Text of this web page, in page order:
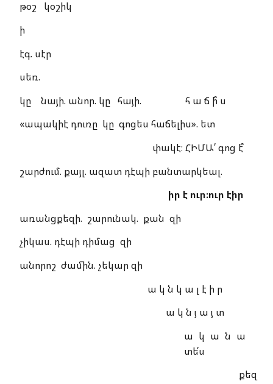
թօշ կօշիկ
ի
էգ. սէր
սեռ.
կը նայի. անոր. կը հայի. հ ա ճ ի՞ ս
«ապակիէ դուռը կը գոցես հաճելիս». ետ
փակէ։ ՀԻՄԱ՛ գոց է՞
շարժում. քայլ. ազատ դէպի բանտարկեալ.
իր է ուր։ուր էիր
առանցքեզի. շարունակ. քան զի
չիկաս. դէպի դիմաց զի
անորոշ ժամին. չեկար զի
ա կ ն կ ա լ է ի ր
ա կ ն յ ա յ տ
ա կ ա ն ա
տե՛ս
քեզ